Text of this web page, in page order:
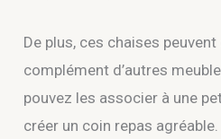
De plus, ces chaises
complément d’autres
pouvez les associer à une
créer un coin repas